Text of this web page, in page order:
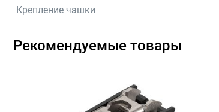
Крепление чашки
Рекомендуемые товары